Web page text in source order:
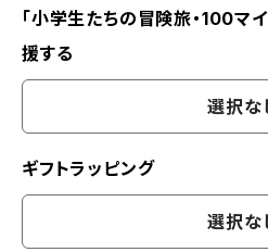
「小学生たちの冒険旅・100マ
援する
選択な
ギフトラッピング
選択な